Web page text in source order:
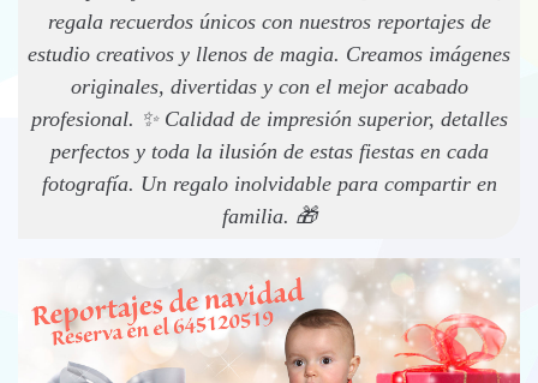
regala recuerdos únicos con nuestros reportajes de
estudio creativos y llenos de magia. Creamos imágenes
originales, divertidas y con el mejor acabado
profesional. ✨ Calidad de impresión superior, detalles
perfectos y toda la ilusión de estas fiestas en cada
fotografía. Un regalo inolvidable para compartir en
familia. 🎁